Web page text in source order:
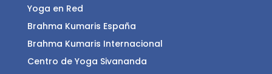
Yoga en Red
Brahma Kumaris España
Brahma Kumaris Internacional
Centro de Yoga Sivananda